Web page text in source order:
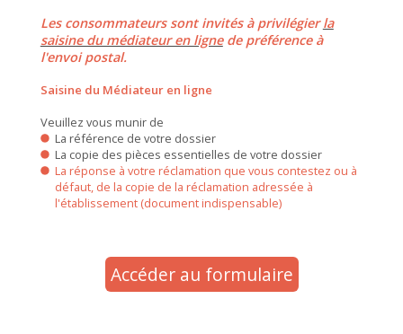
Les consommateurs sont invités à privilégierla
saisine du médiateur en lignede préférence à
l'envoi postal.
Saisine du Médiateur en ligne
Veuillez vous munir de
La référence de votre dossier
La copie des pièces essentielles de votre dossier
La réponse à votre réclamation que vous contestez ou à
défaut, de la copie de la réclamation adressée à
l'établissement (document indispensable)
Accéder au formulaire